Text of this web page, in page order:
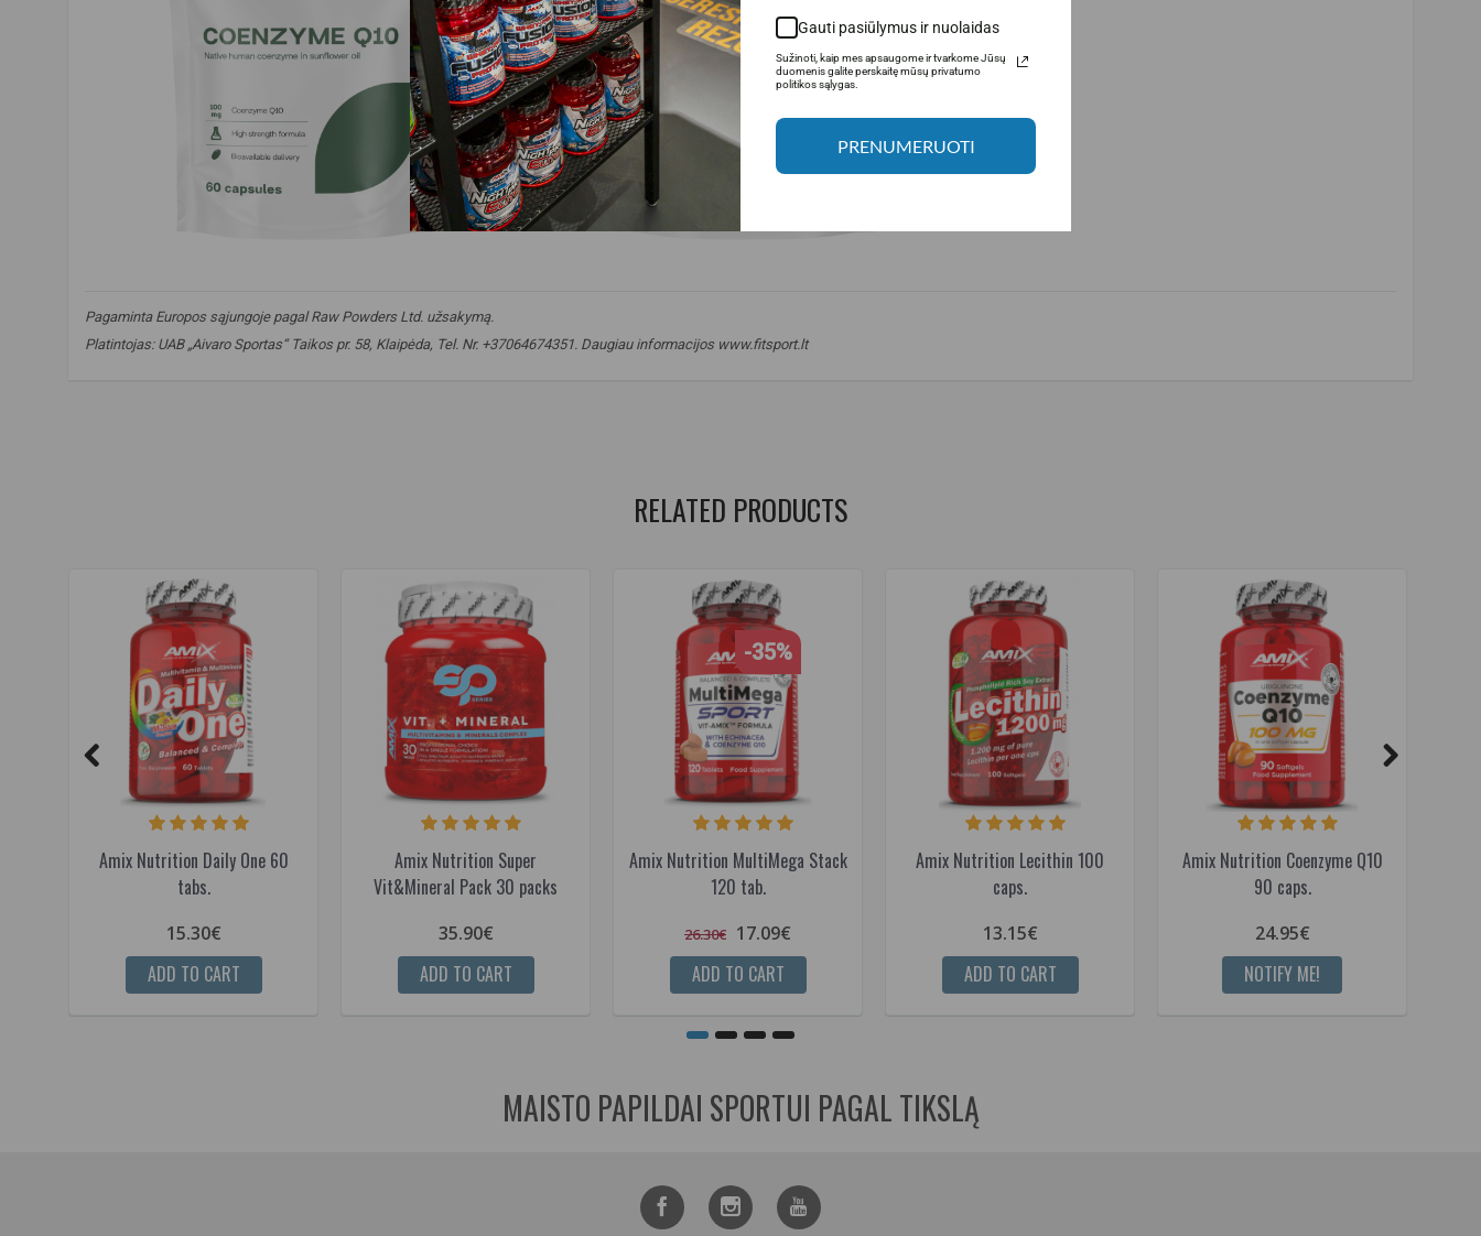
Pagaminta Europos sąjungoje pagal Raw Powders Ltd. užsakymą.
Platintojas: UAB „Aivaro Sportas“ Taikos pr. 58, Klaipėda, Tel. Nr. +37064674351. Daugiau informacijos www.fitsport.lt
RELATED PRODUCTS
Amix Nutrition Daily One 60
tabs.
15.30€
ADD TO CART
Amix Nutrition Super
Vit&Mineral Pack 30 packs
35.90€
ADD TO CART
-35%
Amix Nutrition MultiMega Stack
120 tab.
26.30€ 17.09€
ADD TO CART
Amix Nutrition Lecithin 100
caps.
13.15€
ADD TO CART
Amix Nutrition Coenzyme Q10
90 caps.
24.95€
NOTIFY ME!
MAISTO PAPILDAI SPORTUI PAGAL TIKSLĄ
Gauti pasiūlymus ir nuolaidas
Sužinoti, kaip mes apsaugome ir tvarkome Jūsų
duomenis galite perskaitę mūsų privatumo
politikos sąlygas.
PRENUMERUOTI